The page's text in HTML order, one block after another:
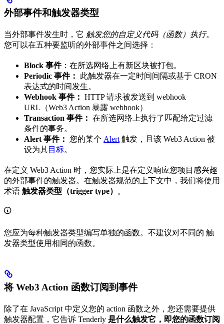
外部事件和触发器类型
当外部事件发生时，它 触发您的自定义代码（函数）执行。
您可以在五种要监听的外部事件之间选择：
Block 事件：在所选网络上有新区块被打包。
Periodic 事件：
此触发器在一定时间间隔或基于 CRON
表达式的时间发生。
Webhook 事件： HTTP 请求被发送到 webhook
URL（Web3 Action 暴露 webhook）
Transaction 事件： 在所选网络上执行了匹配给定过滤
条件的事务。
Alert 事件： 您的某个 Alert 触发，且该 Web3 Action 被
设为其目标。
在定义 Web3 Action 时，您实际上是在定义响应您项目感兴趣
的外部事件的触发器。在触发器规范的上下文中，我们将使用
术语 触发器类型（trigger type） 。
您应为每种触发器类型编写单独的函数。不建议对不同的 触
发器类型使用相同的函数。
将 Web3 Action 函数订阅到事件
除了在 JavaScript 中定义您的 action 函数之外，您还需要提供
触发器配置，它告诉 Tenderly 是什么触发它，即您的函数订阅